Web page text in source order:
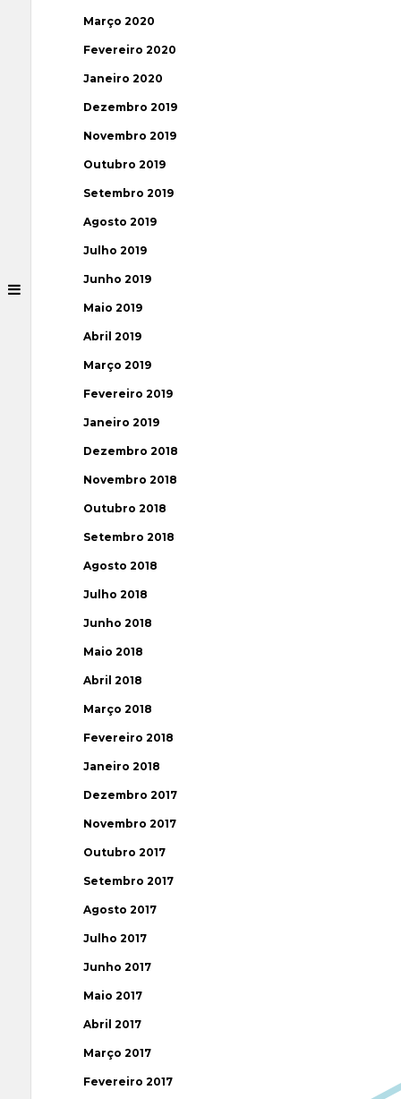
Março 2020
Fevereiro 2020
Janeiro 2020
Dezembro 2019
Novembro 2019
Outubro 2019
Setembro 2019
Agosto 2019
Julho 2019
Junho 2019
Maio 2019
Abril 2019
Março 2019
Fevereiro 2019
Janeiro 2019
Dezembro 2018
Novembro 2018
Outubro 2018
Setembro 2018
Agosto 2018
Julho 2018
Junho 2018
Maio 2018
Abril 2018
Março 2018
Fevereiro 2018
Janeiro 2018
Dezembro 2017
Novembro 2017
Outubro 2017
Setembro 2017
Agosto 2017
Julho 2017
Junho 2017
Maio 2017
Abril 2017
Março 2017
Fevereiro 2017